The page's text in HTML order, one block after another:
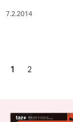
7.2.2014
1 2